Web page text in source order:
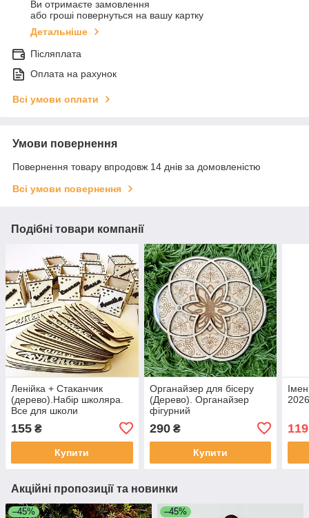
Ви отримаєте замовлення
або гроші повернуться на вашу картку
Детальніше
Післяплата
Оплата на рахунок
Всі умови оплати
Умови повернення
Повернення товару впродовж 14 днів за домовленістю
Всі умови повернення
Подібні товари компанії
Ленійка + Стаканчик
(дерево).Набір школяра.
Все для школи
155 ₴
Купити
Органайзер для бісеру
(Дерево). Органайзер
фігурний
290₴
Купити
Акційні пропозиції та новинки
–45% –45%